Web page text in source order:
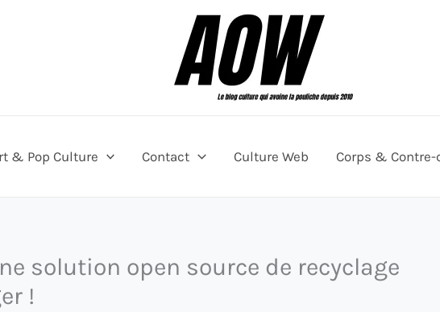
& Pop Culture Contact Culture Web Corps &
solution open source de recyclage
!